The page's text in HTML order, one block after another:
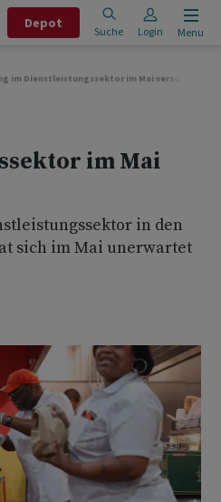
Depot
Suche Login Menu
im Dienstleistungssektor im Mai verschlechtert
im Mai
in den
sich im Mai unerwartet